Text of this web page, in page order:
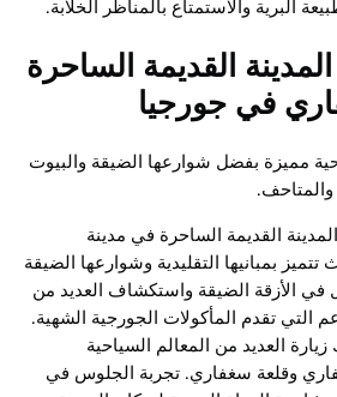
البرية والاستمتاع بالمناظر الخلابة.
القديمة الساحرة
في جورجيا
مميزة بفضل شوارعها الضيقة والبيوت
والمتاحف.
القديمة الساحرة في مدينة
بمبانيها التقليدية وشوارعها الضيقة
في الأزقة الضيقة واستكشاف العديد من
التي تقدم المأكولات الجورجية الشهية.
العديد من المعالم السياحية
وقلعة سغفاري. تجربة الجلوس في